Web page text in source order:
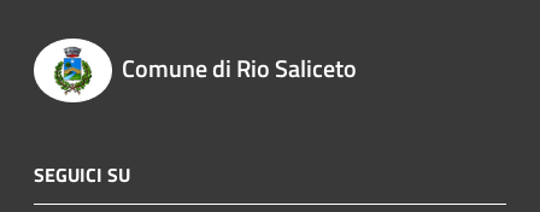
Comune di Rio Saliceto
SEGUICI SU